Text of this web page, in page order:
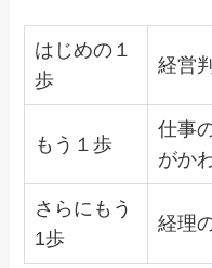
はじめの１
歩
経営
もう１歩
仕事
がか
さらにもう
1歩
経理